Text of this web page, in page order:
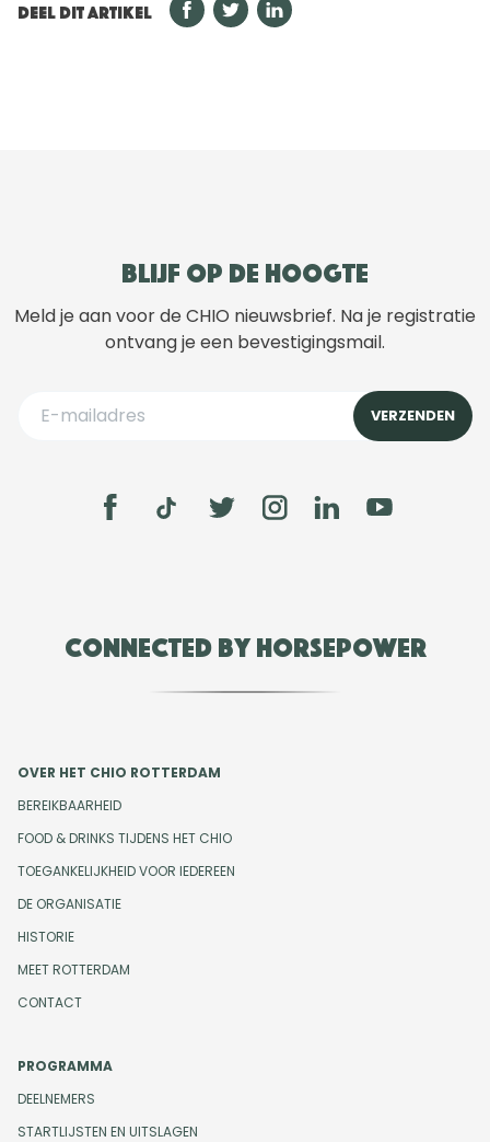
DEEL DIT ARTIKEL
Blijf op de hoogte
Meld je aan voor de CHIO nieuwsbrief. Na je registratie
ontvang je een bevestigingsmail.
Connected by Horsepower
OVER HET CHIO ROTTERDAM
BEREIKBAARHEID
FOOD & DRINKS TIJDENS HET CHIO
TOEGANKELIJKHEID VOOR IEDEREEN
DE ORGANISATIE
HISTORIE
MEET ROTTERDAM
CONTACT
PROGRAMMA
DEELNEMERS
STARTLIJSTEN EN UITSLAGEN